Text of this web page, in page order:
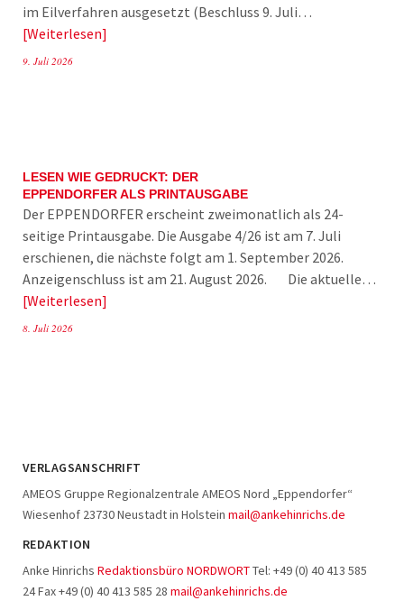
im Eilverfahren ausgesetzt (Beschluss 9. Juli…
Weiterlesen
9. Juli 2026
LESEN WIE GEDRUCKT: DER
EPPENDORFER ALS PRINTAUSGABE
Der EPPENDORFER erscheint zweimonatlich als 24-
seitige Printausgabe. Die Ausgabe 4/26 ist am 7. Juli
erschienen, die nächste folgt am 1. September 2026.
Anzeigenschluss ist am 21. August 2026. Die aktuelle…
Weiterlesen
8. Juli 2026
VERLAGSANSCHRIFT
AMEOS Gruppe Regionalzentrale AMEOS Nord „Eppendorfer“
Wiesenhof 23730 Neustadt in Holstein mail@ankehinrichs.de
REDAKTION
Anke Hinrichs Redaktionsbüro NORDWORTTel: +49 (0) 40 413 585
24 Fax +49 (0) 40 413 585 28 mail@ankehinrichs.de